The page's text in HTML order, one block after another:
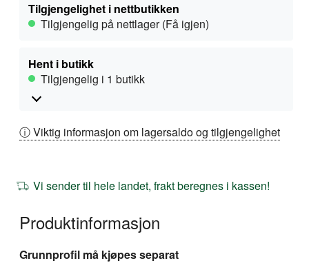
Tilgjengelighet i nettbutikken
Tilgjengelig på nettlager (Få igjen)
Hent i butikk
Tilgjengelig i 1 butikk
ⓘ Viktig informasjon om lagersaldo og tilgjengelighet
Vi sender til hele landet, frakt beregnes i kassen!
Produktinformasjon
Grunnprofil må kjøpes separat